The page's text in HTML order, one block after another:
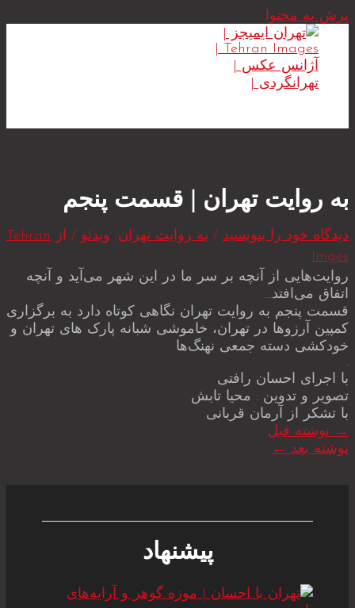
پرش به محتوا
به روایت تهران | قسمت پنجم
دیدگاه‌ خود را بنویسید / به روایت تهران, ویدئو / از
Tehran
Imges
روایت‌هایی از آنچه بر سر ما در این شهر می‌آید و آنچه
اتفاق می‌افتد…
قسمت پنجم به روایت تهران نگاهی کوتاه دارد به برگزاری
کمپین آرزوها در تهران، خاموشی شبانه پارک های تهران و
خودکشی دسته جمعی نهنگ‌ها
.
با اجرای احسان رافتی
تصویر و تدوین : محیا تابش
با تشکر از آرمان قربانی
→ نوشته قبل
نوشته بعد ←
پیشنهاد